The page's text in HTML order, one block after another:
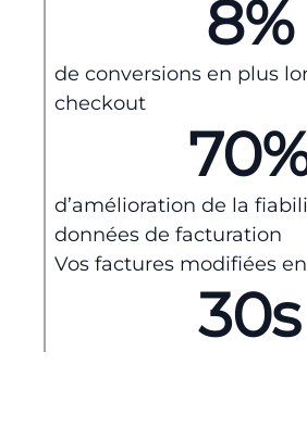
8%
de conversions en plus
checkout
70
d’amélioration de la
données de facturation
Vos factures modifiées en
30s